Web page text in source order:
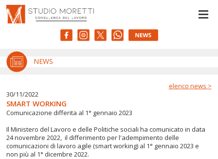
NEWS
elenco news >
30/11/2022
SMART WORKING
Comunicazione differita al 1° gennaio 2023
Il Ministero del Lavoro e delle Politiche sociali ha comunicato in data
24 novembre 2022, il differimento per l'adempimento delle
comunicazioni di lavoro agile (smart working) al 1° gennaio 2023 e
non più al 1° dicembre 2022.